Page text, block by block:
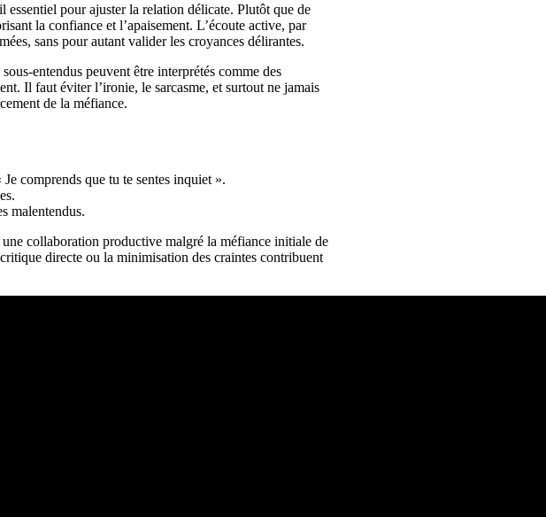
essentiel pour ajuster la relation délicate. Plutôt que de
la confiance et l’apaisement. L’écoute active, par
sans pour autant valider les croyances délirantes.
entendus peuvent être interprétés comme des
Il faut éviter l’ironie, le sarcasme, et surtout ne jamais
de la méfiance.
comprends que tu te sentes inquiet ».
malentendus.
collaboration productive malgré la méfiance initiale de
directe ou la minimisation des craintes contribuent